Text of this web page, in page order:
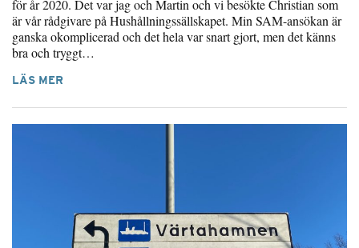
för år 2020. Det var jag och Martin och vi besökte Christian som
är vår rådgivare på Hushållningssällskapet. Min SAM-ansökan är
ganska okomplicerad och det hela var snart gjort, men det känns
bra och tryggt…
LÄS MER